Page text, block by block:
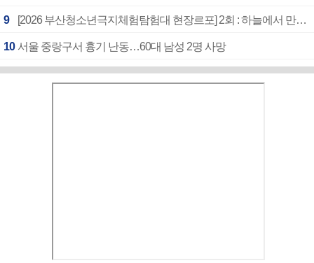
9 [2026 부산청소년극지체험탐험대 현장르포] 2회 : 하늘에서 만난 얼음의 나라
10 서울 중랑구서 흉기 난동…60대 남성 2명 사망